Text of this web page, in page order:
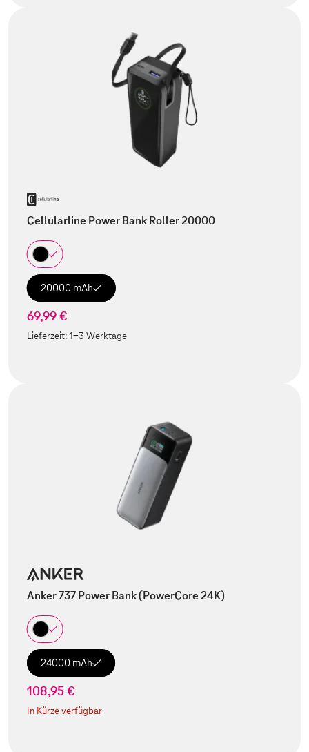
Cellularline Power Bank Roller 20000
20000 mAh
69,99 €
Lieferzeit:1-3 Werktage
Anker 737 Power Bank (PowerCore 24K)
24000 mAh
108,95 €
In Kürze verfügbar